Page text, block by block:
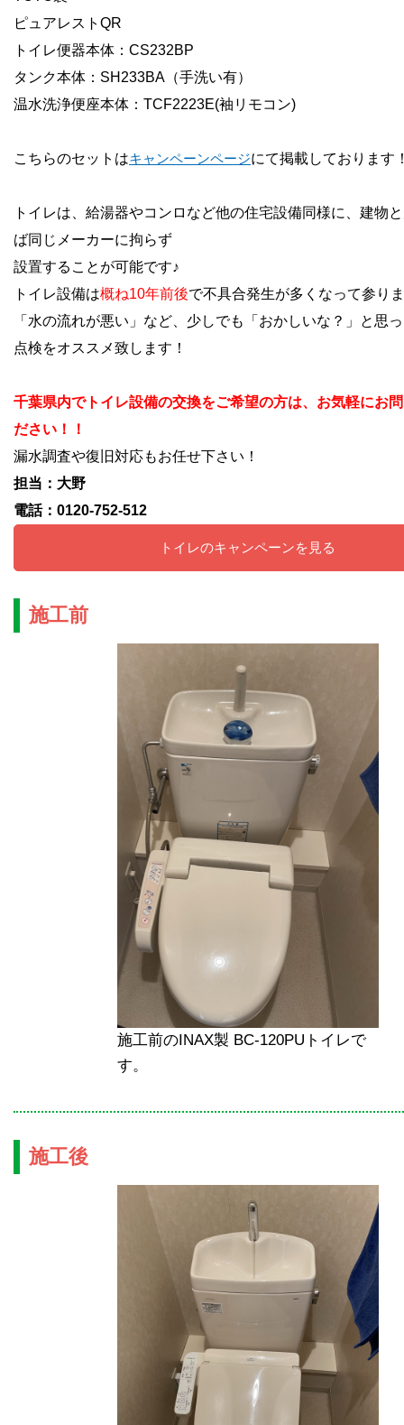
ピュアレストQR
トイレ便器本体：CS232BP
タンク本体：SH233BA（手洗い有）
温水洗浄便座本体：TCF2223E(袖リモコン)
こちらのセットはキャンペーンページにて掲載しております
トイレは、給湯器やコンロなど他の住宅設備同様に、建物
ば同じメーカーに拘らず
設置することが可能です♪
トイレ設備は概ね10年前後で不具合発生が多くなって参り
「水の流れが悪い」など、少しでも「おかしいな？」と思
点検をオススメ致します！
千葉県内でトイレ設備の交換をご希望の方は、お気軽にお
ださい！！
漏水調査や復旧対応もお任せ下さい！
担当：大野
電話：0120-752-512
トイレのキャンペーンを見る
施工前
施工前のINAX製 BC-120PUトイレで
す。
施工後